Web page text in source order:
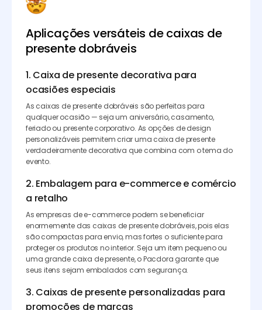
Aplicações versáteis de caixas de
presente dobráveis
1. Caixa de presente decorativa para
ocasiões especiais
As caixas de presente dobráveis são perfeitas para
qualquer ocasião — seja um aniversário, casamento,
feriado ou presente corporativo. As opções de design
personalizáveis permitem criar uma caixa de presente
verdadeiramente decorativa que combina com o tema do
evento.
2. Embalagem para e-commerce e comércio
a retalho
As empresas de e-commerce podem se beneficiar
enormemente das caixas de presente dobráveis, pois elas
são compactas para envio, mas fortes o suficiente para
proteger os produtos no interior. Seja um item pequeno ou
uma grande caixa de presente, o Pacdora garante que
seus itens sejam embalados com segurança.
3. Caixas de presente personalizadas para
promoções de marcas